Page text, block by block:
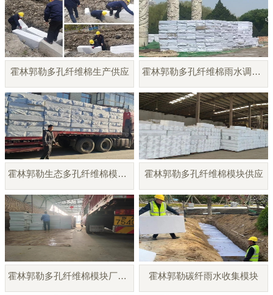
霍林郭勒多孔纤维棉生产供应 霍林郭勒多孔纤维棉雨水调蓄模块
霍林郭勒生态多孔纤维棉模块厂家 霍林郭勒多孔纤维棉模块供应
霍林郭勒多孔纤维棉模块厂家直销 霍林郭勒碳纤雨水收集模块